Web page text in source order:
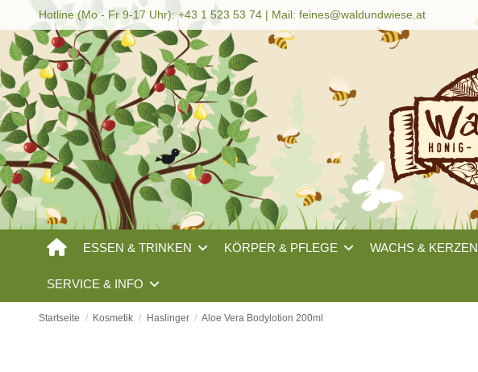
Hotline (Mo - Fr 9-17 Uhr): +43 1 523 53 74 | Mail:feines@waldundwiese.at
ESSEN & TRINKEN KÖRPER & PFLEGE WACHS & KERZEN
SERVICE & INFO
Startseite Kosmetik Haslinger Aloe Vera Bodylotion 200ml